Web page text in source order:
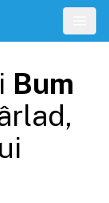
Bum
,